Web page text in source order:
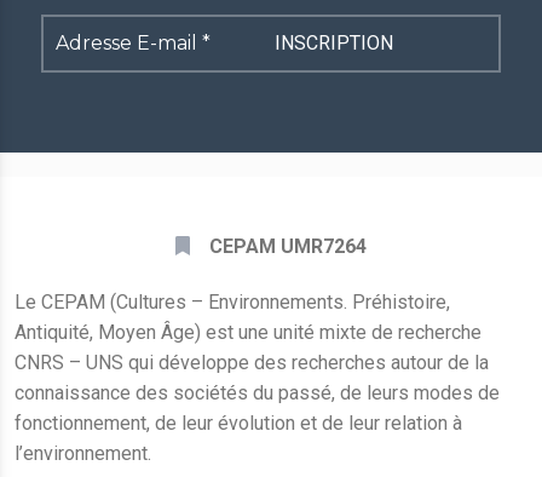
Adresse
E-
CEPAM UMR7264
Le CEPAM (Cultures – Environnements. Préhistoire,
Antiquité, Moyen Âge) est une unité mixte de recherche
CNRS – UNS qui développe des recherches autour de la
connaissance des sociétés du passé, de leurs modes de
fonctionnement, de leur évolution et de leur relation à
l’environnement.